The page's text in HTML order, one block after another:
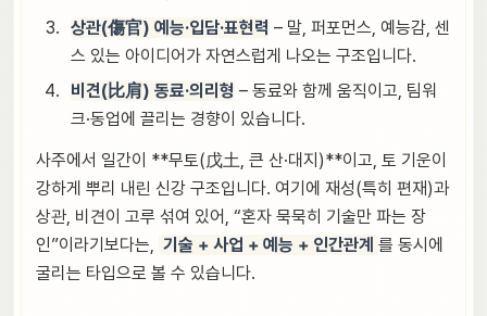
상관(傷官) 예능·입담·표현력 – 말, 퍼포먼스, 예능감, 센
스 있는 아이디어가 자연스럽게 나오는 구조입니다.
비견(比肩) 동료·의리형 – 동료와 함께 움직이고, 팀워
크·동업에 끌리는 경향이 있습니다.
사주에서 일간이 **무토(戊土, 큰 산·대지)**이고, 토 기운이
강하게 뿌리 내린 신강 구조입니다. 여기에 재성(특히 편재)과
상관, 비견이 고루 섞여 있어, “혼자 묵묵히 기술만 파는 장
인”이라기보다는, 기술 + 사업 + 예능 + 인간관계 를 동시에
굴리는 타입으로 볼 수 있습니다.